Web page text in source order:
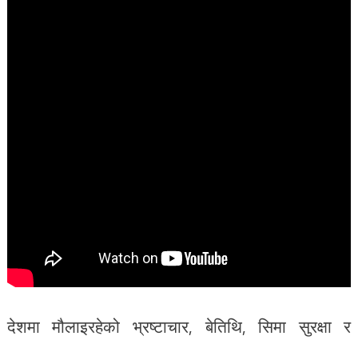
देशमा मौलाइरहेको भ्रष्टाचार, बेतिथि, सिमा सुरक्षा र